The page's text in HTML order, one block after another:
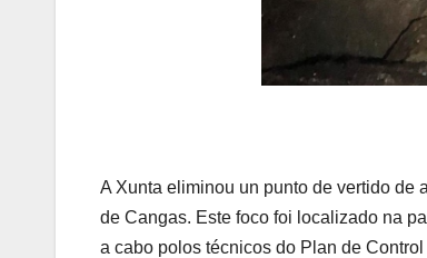
A Xunta eliminou un punto de vertido de
de Cangas. Este foco foi localizado na
a cabo polos técnicos do Plan de